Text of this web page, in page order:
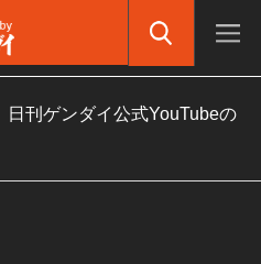
日刊ゲンダイ公式YouTubeの